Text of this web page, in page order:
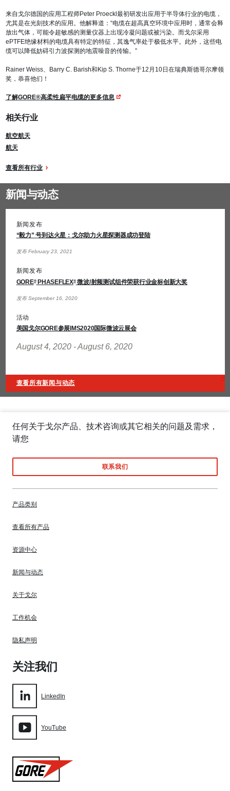
来自戈尔德国的应用工程师Peter Proeckl最初研发出应用于半导体行业的电缆，
尤其是在光刻技术的应用。他解释道：“电缆在超高真空环境中应用时，通常会释
放出气体，可能令超敏感的测量仪器上出现冷凝问题或被污染。而戈尔采用
ePTFE绝缘材料的电缆具有特定的特征，其逸气率处于极低水平。此外，这些电
缆可以降低妨碍引力波探测的地震噪音的传输。”
Rainer Weiss、Barry C. Barish和Kip S. Thorne于12月10日在瑞典斯德哥尔摩领
奖，恭喜他们！
了解GORE®高柔性扁平电缆的更多信息
相关行业
航空航天
航天
查看所有行业
新闻与动态
新闻发布
“毅力” 号到达火星：戈尔助力火星探测器成功登陆
发布 February 23, 2021
新闻发布
GORE®PHASEFLEX®微波/射频测试组件荣获行业金标创新大奖
发布 September 16, 2020
活动
美国戈尔GORE参展IMS2020国际微波云展会
August 4, 2020 - August 6, 2020
查看所有新闻与动态
任何关于戈尔产品、技术咨询或其它相关的问题及需求，
请您
联系我们
产品类别
查看所有产品
资源中心
新闻与动态
关于戈尔
工作机会
隐私声明
关注我们
LinkedIn
YouTube
Gore